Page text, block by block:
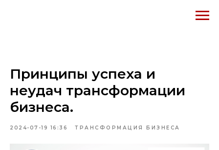
Принципы успеха и
неудач трансформации
бизнеса.
2024-07-19 16:36 ТРАНСФОРМАЦИЯ БИЗНЕСА